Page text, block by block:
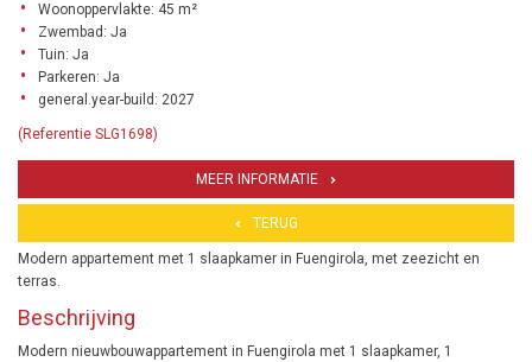
Woonoppervlakte: 45 m²
Zwembad: Ja
Tuin: Ja
Parkeren: Ja
general.year-build: 2027
(Referentie SLG1698)
MEER INFORMATIE
TERUG
Modern appartement met 1 slaapkamer in Fuengirola, met zeezicht en
terras.
Beschrijving
Modern nieuwbouwappartement in Fuengirola met 1 slaapkamer, 1